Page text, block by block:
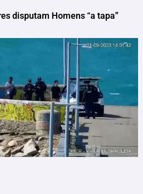
disputam Homens “a tapa”